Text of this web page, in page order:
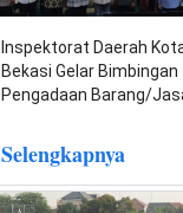
Inspektorat Daerah
Bekasi Gelar
Pengadaan Barang/
Selengkapnya